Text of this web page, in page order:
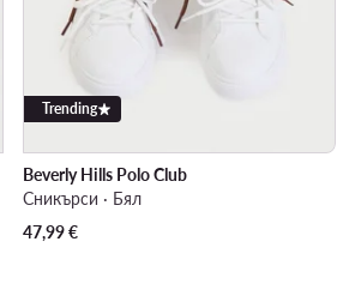
Trending
Beverly Hills Polo Club
Сникърси · Бял
47,99€